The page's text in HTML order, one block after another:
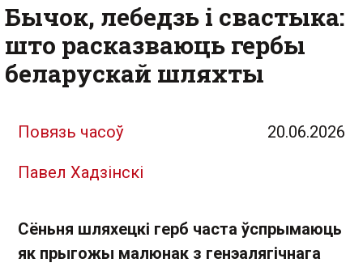
Бычок, лебедзь і свастыка:
што расказваюць гербы
беларускай шляхты
Повязь часоў 20.06.2026
Павел Хадзінскі
Сёньня шляхецкі герб часта ўспрымаюць
як прыгожы малюнак з генэалягічнага